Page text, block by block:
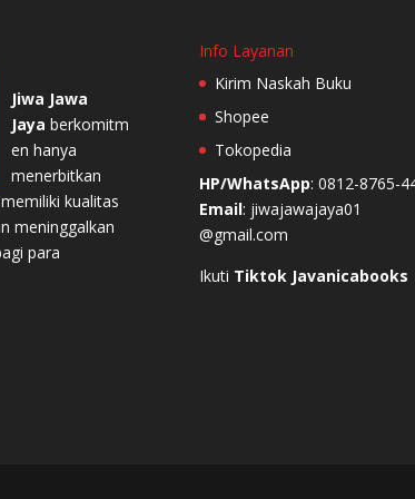
Jiwa Jawa
Jaya berkomitm
en hanya
menerbitkan
kualitas
meninggalkan
para
Info Layanan
Kirim Naskah Buku
Shopee
Tokopedia
HP/WhatsApp: 0812-8765-
Email: jiwajawajaya01
@gmail.com
Ikuti Tiktok Javanicabooks